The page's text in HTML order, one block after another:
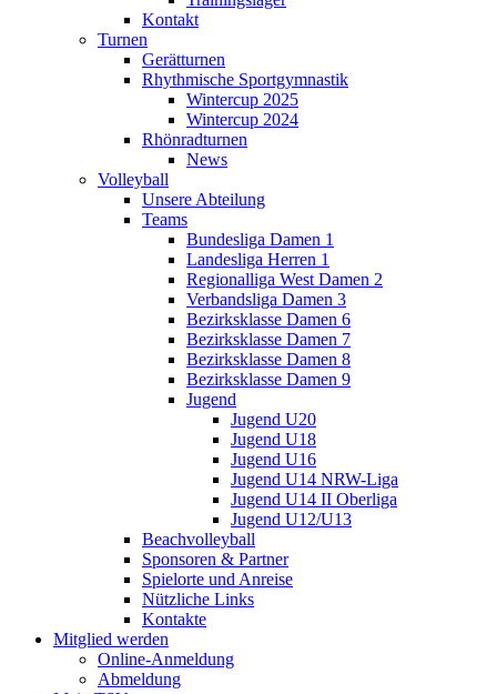
Kontakt
Turnen
Gerätturnen
Rhythmische Sportgymnastik
Wintercup 2025
Wintercup 2024
Rhönradturnen
News
Volleyball
Unsere Abteilung
Teams
Bundesliga Damen 1
Landesliga Herren 1
Regionalliga West Damen 2
Verbandsliga Damen 3
Bezirksklasse Damen 6
Bezirksklasse Damen 7
Bezirksklasse Damen 8
Bezirksklasse Damen 9
Jugend
Jugend U20
Jugend U18
Jugend U16
Jugend U14 NRW-Liga
Jugend U14 II Oberliga
Jugend U12/U13
Beachvolleyball
Sponsoren & Partner
Spielorte und Anreise
Nützliche Links
Kontakte
Mitglied werden
Online-Anmeldung
Abmeldung